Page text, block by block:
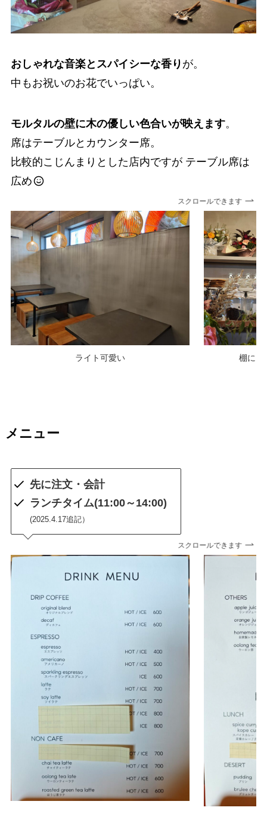
おしゃれな音楽とスパイシーな香り が。
中もお祝いのお花でいっぱい。
モルタルの壁に木の優しい色合いが映えます。
席はテーブルとカウンター席。
比較的こじんまりとした店内ですが テーブル席は
広め
スクロールできます
ライト可愛い 棚には
メニュー
先に注文・会計
ランチタイム(11:00～14:00)
(2025.4.17追記）
スクロールできます